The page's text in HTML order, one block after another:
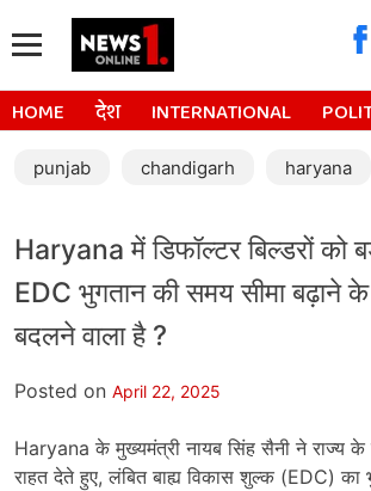
HOME देश INTERNATIONAL
punjab chandigarh haryana
Haryana में डिफॉल्टर बिल्डरों को
EDC भुगतान की समय सीमा बढ़ाने
बदलने वाला है ?
Posted on April 22, 2025
Haryana के मुख्यमंत्री नायब सिंह सैनी ने राज्य के
राहत देते हुए, लंबित बाह्य विकास शुल्क (EDC)